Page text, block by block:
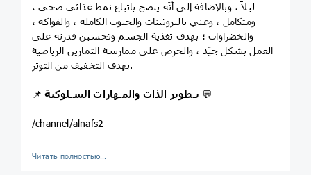
ليلاً ، وبالإضافة إلى أنّه ينصح باتباع نمط غذائي صحي ،
ومتكامل ، وغني بالبروتينات والحبوب الكاملة ، والفواكه ،
والخضراوات ؛ بهدف تغذية الجسم وتحسين قدرته على
العمل بشكل جيّد ، والحرص على ممارسة التمارين الرياضية
بهدف التخفيف من التوتر.
📌 💬
/channel/alnafs2
Читать полностью…